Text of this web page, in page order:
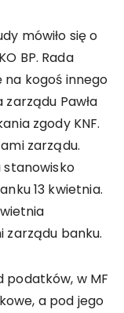
mówiło się o
BP. Rada
na kogoś innego
Pawła
zgody KNF.
zarządu.
stanowisko
13 kwietnia.
zarządu banku.
w MF
a pod jego